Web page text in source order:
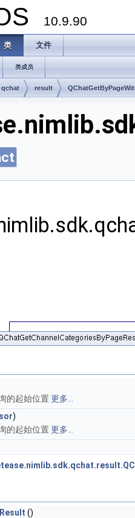
10.9.90
类 文件
类成员
qchat result
的起始位置 更多...
)
的起始位置 更多...
()